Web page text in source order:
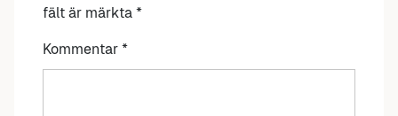
fält är märkta *
Kommentar *